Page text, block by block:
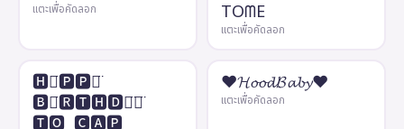
แตะเพื่อคัดลอก
TOᗰE
แตะเพื่อคัดลอก
🅷🅰̈🅿🅿🆈̈ ​
🅱🅸̈🆁🆃🅷🅳🅰̈🆈̈ ​ ​
🆃🅾 ​ 🅲🅰🅿
♥𝓗𝓸𝓸𝓭𝓑𝓪𝓫𝔂♥
แตะเพื่อคัดลอก